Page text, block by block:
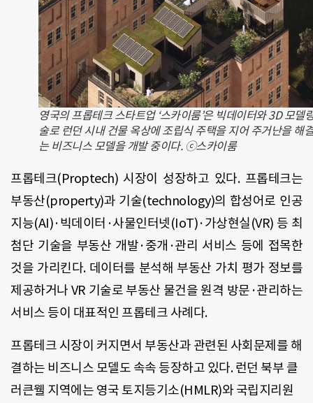
영국의 프롭테크 스타트업 ‘스카이룸’은 빅데이터와 3D 모델
술로 런던 시내 건물 옥상에 조립식 주택을 지어 주거난을 해
는 비즈니스 모델을 개발 중이다. ⓒ스카이룸
프롭테크(Proptech) 시장이 성장하고 있다. 프롭테크는
부동산(property)과 기술(technology)의 합성어로 인공
지능(AI)·빅데이터·사물인터넷(IoT)·가상현실(VR) 등 최
첨단 기술을 부동산 개발·중개·관리 서비스 등에 접목한
것을 가리킨다. 데이터를 분석해 부동산 가치 평가 정보를
제공하거나 VR 기술로 부동산 물건을 원격 방문·관리하는
서비스 등이 대표적인 프롭테크 사례다.
프롭테크 시장이 커지면서 부동산과 관련된 사회문제를 해
결하는 비즈니스 모델도 속속 등장하고 있다. 런던 북부 클
러큰웰 지역에는 영국 토지등기소(HMLR)와 국립지리원